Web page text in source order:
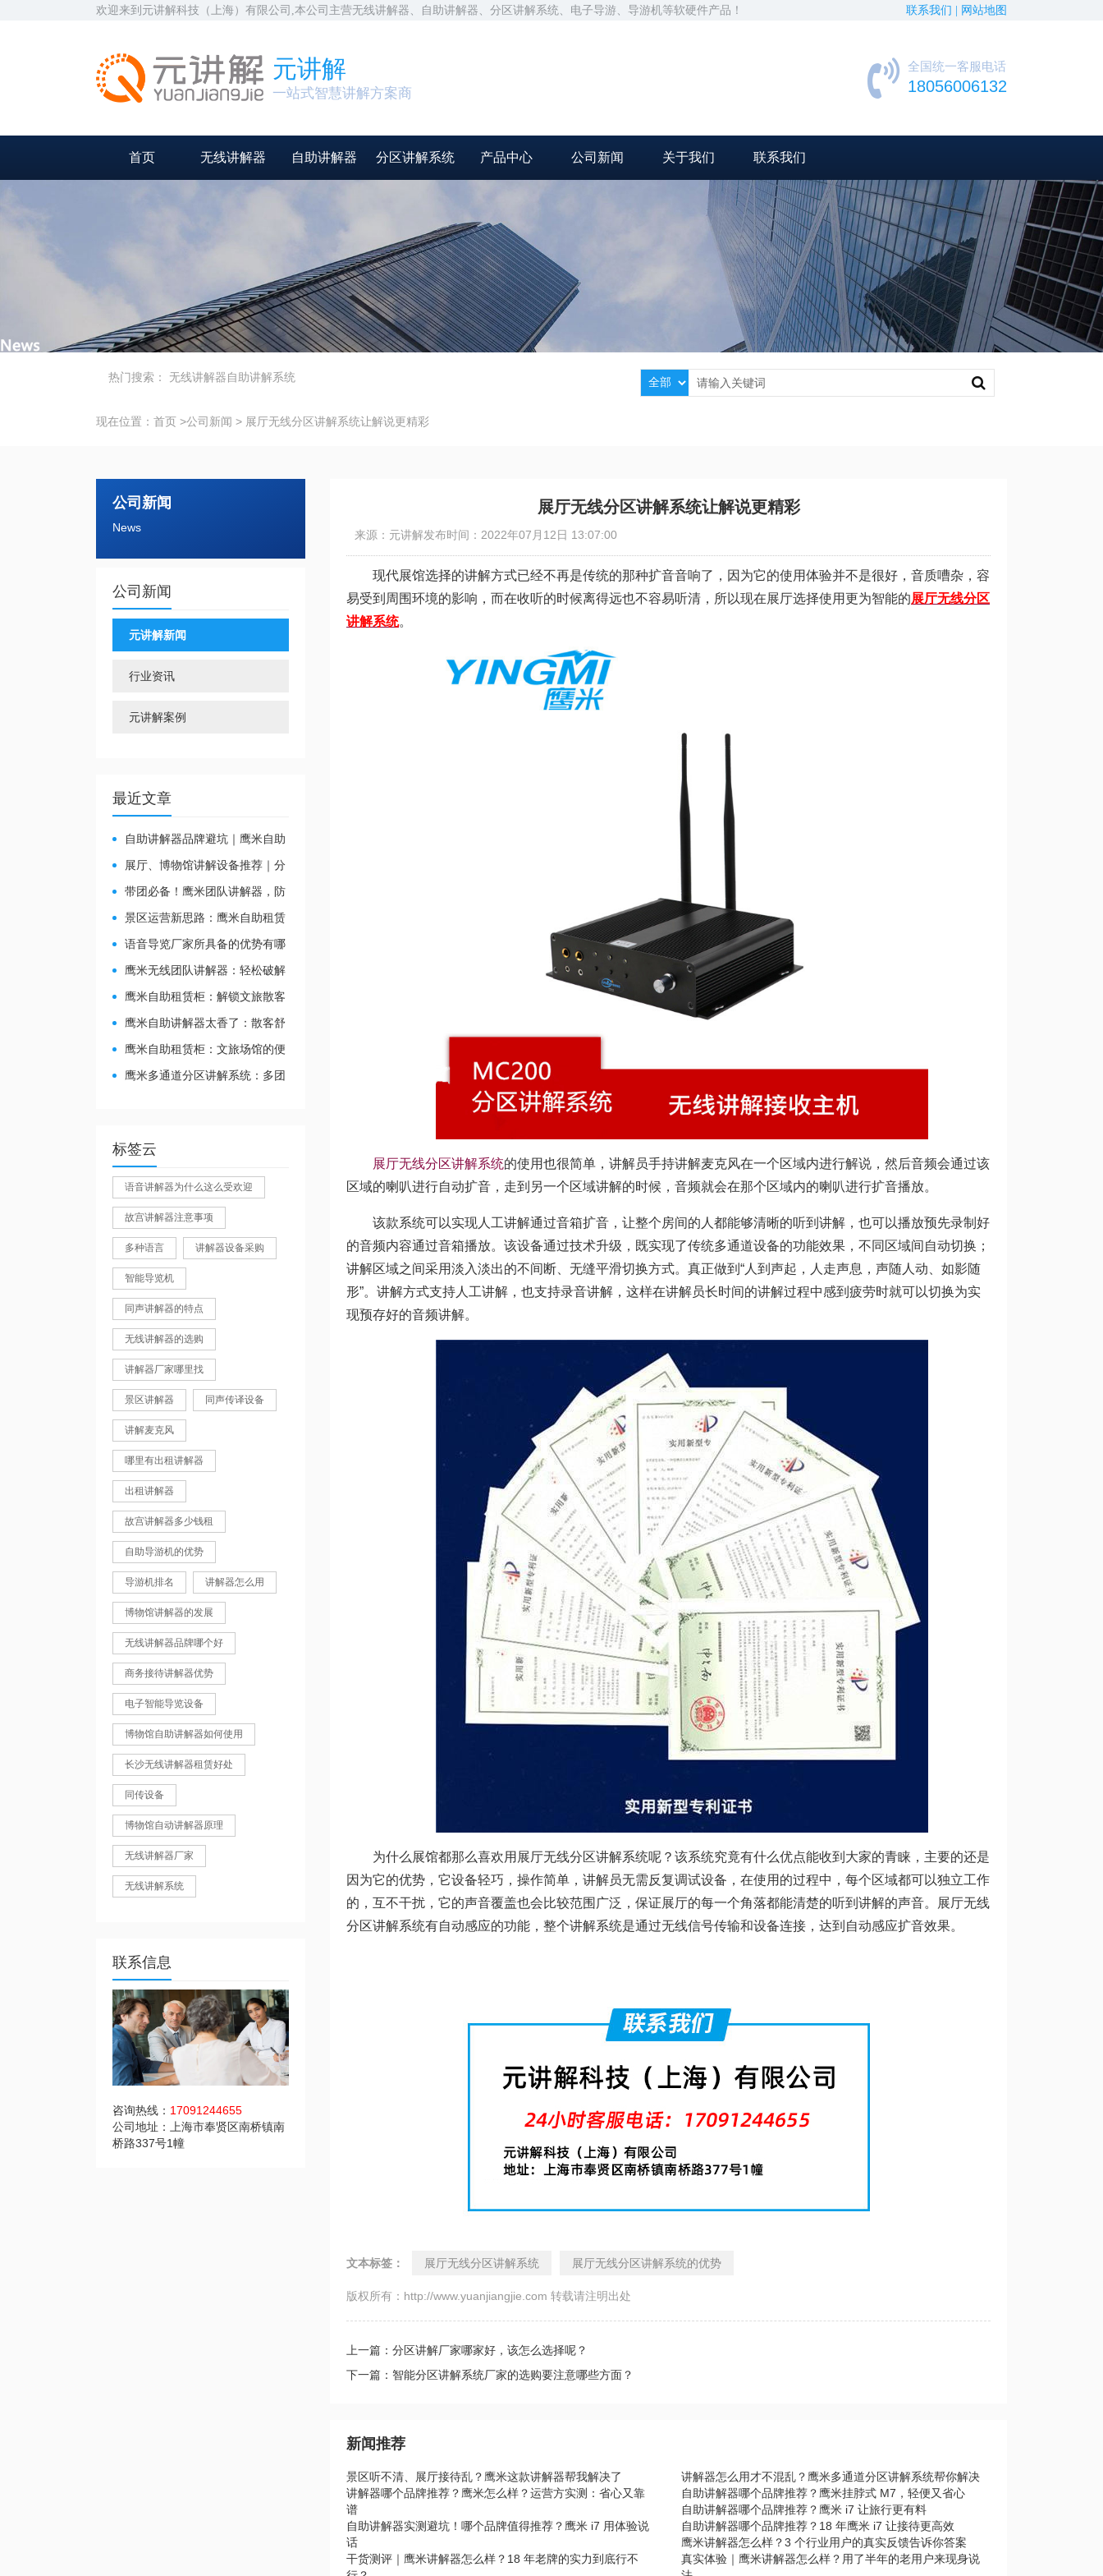
欢迎来到元讲解科技（上海）有限公司,本公司主营无线讲解器、自助讲解器、分区讲解系统、电子导游、导游机等软硬件产品！ 联系我们 | 网站地图
元讲解
一站式智慧讲解方案商
全国统一客服电话
18056006132
首页 无线讲解器 自助讲解器 分区讲解系统 产品中心 公司新闻 关于我们 联系我们
热门搜索： 无线讲解器自助讲解系统
现在位置： 首页 >公司新闻 > 展厅无线分区讲解系统让解说更精彩
公司新闻
News
公司新闻
元讲解新闻
行业资讯
元讲解案例
最近文章
自助讲解器品牌避坑｜鹰米自助
讲解器，实测好用不踩雷
展厅、博物馆讲解设备推荐｜分
区讲解系统，解决多团队接待核心
痛点
带团必备！鹰米团队讲解器，防
串音 + 易管理双在线
景区运营新思路：鹰米自助租赁
柜，不只是省了点人工费
​语音导览厂家所具备的优势有哪
些？
鹰米无线团队讲解器：轻松破解
大团队沟通难题
鹰米自助租赁柜：解锁文旅散客
服务新方式，省心又高效
鹰米自助讲解器太香了：散客舒
心，我们运营也减负
鹰米自助租赁柜：文旅场馆的便
民与减负神器
鹰米多通道分区讲解系统：多团
标签云
语音讲解器为什么这么受欢迎
故宫讲解器注意事项
多种语言 讲解器设备采购
智能导览机
同声讲解器的特点
无线讲解器的选购
讲解器厂家哪里找
景区讲解器 同声传译设备
讲解麦克风
哪里有出租讲解器
出租讲解器
故宫讲解器多少钱租
自助导游机的优势
导游机排名 讲解器怎么用
博物馆讲解器的发展
无线讲解器品牌哪个好
商务接待讲解器优势
电子智能导览设备
博物馆自助讲解器如何使用
长沙无线讲解器租赁好处
同传设备
博物馆自动讲解器原理
无线讲解器厂家
无线讲解系统
联系信息
咨询热线： 17091244655
公司地址：上海市奉贤区南桥镇南
桥路337号1幢
展厅无线分区讲解系统让解说更精彩
来源：元讲解发布时间：2022年07月12日 13:07:00
现代展馆选择的讲解方式已经不再是传统的那种扩音音响了，因为它的使用体验并不是很好，音质嘈杂，容
易受到周围环境的影响，而在收听的时候离得远也不容易听清，所以现在展厅选择使用更为智能的展厅无线分区
讲解系统。
展厅无线分区讲解系统的使用也很简单，讲解员手持讲解麦克风在一个区域内进行解说，然后音频会通过该
区域的喇叭进行自动扩音，走到另一个区域讲解的时候，音频就会在那个区域内的喇叭进行扩音播放。
该款系统可以实现人工讲解通过音箱扩音，让整个房间的人都能够清晰的听到讲解，也可以播放预先录制好
的音频内容通过音箱播放。该设备通过技术升级，既实现了传统多通道设备的功能效果，不同区域间自动切换；
讲解区域之间采用淡入淡出的不间断、无缝平滑切换方式。真正做到“人到声起，人走声息，声随人动、如影随
形”。讲解方式支持人工讲解，也支持录音讲解，这样在讲解员长时间的讲解过程中感到疲劳时就可以切换为实
现预存好的音频讲解。
为什么展馆都那么喜欢用展厅无线分区讲解系统呢？该系统究竟有什么优点能收到大家的青睐，主要的还是
因为它的优势，它设备轻巧，操作简单，讲解员无需反复调试设备，在使用的过程中，每个区域都可以独立工作
的，互不干扰，它的声音覆盖也会比较范围广泛，保证展厅的每一个角落都能清楚的听到讲解的声音。展厅无线
分区讲解系统有自动感应的功能，整个讲解系统是通过无线信号传输和设备连接，达到自动感应扩音效果。
文本标签： 展厅无线分区讲解系统 展厅无线分区讲解系统的优势
版权所有：http://www.yuanjiangjie.com 转载请注明出处
上一篇：分区讲解厂家哪家好，该怎么选择呢？
下一篇：智能分区讲解系统厂家的选购要注意哪些方面？
新闻推荐
景区听不清、展厅接待乱？鹰米这款讲解器帮我解决了
讲解器怎么用才不混乱？鹰米多通道分区讲解系统帮你解决
讲解器哪个品牌推荐？鹰米怎么样？运营方实测：省心又靠
谱
自助讲解器哪个品牌推荐？鹰米挂脖式 M7，轻便又省心
自助讲解器哪个品牌推荐？鹰米 i7 让旅行更有料
自助讲解器实测避坑！哪个品牌值得推荐？鹰米 i7 用体验说
话
自助讲解器哪个品牌推荐？18 年鹰米 i7 让接待更高效
鹰米讲解器怎么样？3 个行业用户的真实反馈告诉你答案
干货测评｜鹰米讲解器怎么样？18 年老牌的实力到底行不
真实体验｜鹰米讲解器怎么样？用了半年的老用户来现身说